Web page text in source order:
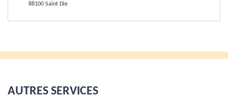
88100 Saint Die
AUTRES SERVICES